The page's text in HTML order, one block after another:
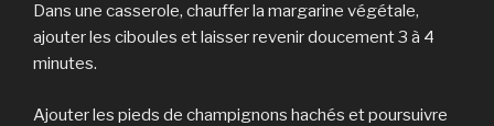
Dans une casserole, chauffer la margarine végétale,
ajouter les ciboules et laisser revenir doucement 3 à 4
minutes.
Ajouter les pieds de champignons hachés et poursuivre